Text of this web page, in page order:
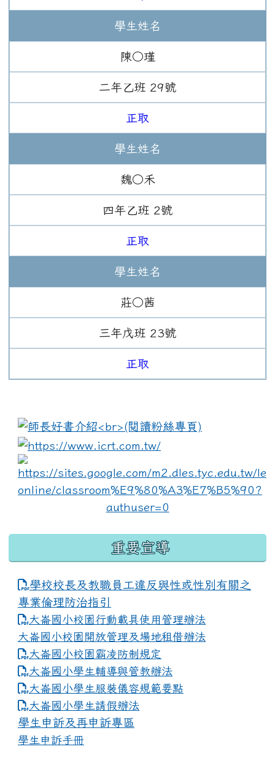
學生姓名
陳○瑾
二年 乙班 29號
正取
學生姓名
魏○禾
四年 乙班 2號
正取
學生姓名
莊○茜
三年 戊班 23號
正取
link to https://
重要宣導
學校校長及教職員工違反與性或性別有關之
專業倫理防治指引
大崙國小校園行動載具使用管理辦法
大崙國小校園開放管理及場地租借辦法
大崙國小校園霸凌防制規定
大崙國小學生輔導與管教辦法
大崙國小學生服裝儀容規範要點
link to https://www.dles.tyc.edu.tw/uploads/
大崙國小學生請假辦法
學生申訴及再申訴專區
學生申訴手冊